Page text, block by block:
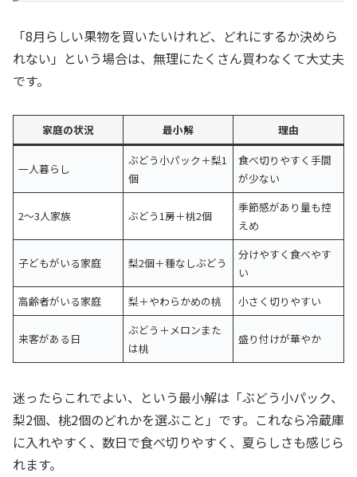
「8月らしい果物を買いたいけれど、どれにするか決めら
れない」という場合は、無理にたくさん買わなくて大丈夫
です。
家庭の状況 最小解 理由
一人暮らし
ぶどう小パック＋梨1
個
食べ切りやすく手間
が少ない
2〜3人家族 ぶどう1房＋桃2個
季節感があり量も控
えめ
子どもがいる家庭 梨2個＋種なしぶどう
分けやすく食べやす
い
高齢者がいる家庭
梨＋やわらかめの桃 小さく切りやすい
来客がある日
ぶどう＋メロンまた
は桃
盛り付けが華やか
迷ったらこれでよい、という最小解は「ぶどう小パック、
梨2個、桃2個のどれかを選ぶこと」です。これなら冷蔵庫
に入れやすく、数日で食べ切りやすく、夏らしさも感じら
れます。